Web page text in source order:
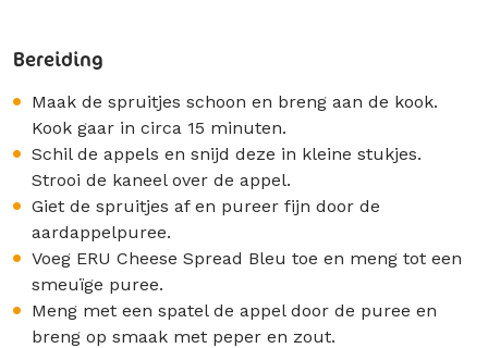
Bereiding
Maak de spruitjes schoon en breng aan de kook.
Kook gaar in circa 15 minuten.
Schil de appels en snijd deze in kleine stukjes.
Strooi de kaneel over de appel.
Giet de spruitjes af en pureer fijn door de
aardappelpuree.
Voeg ERU Cheese Spread Bleu toe en meng tot een
smeuïge puree.
Meng met een spatel de appel door de puree en
breng op smaak met peper en zout.